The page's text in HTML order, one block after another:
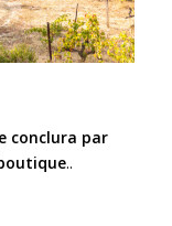
conclura par
..